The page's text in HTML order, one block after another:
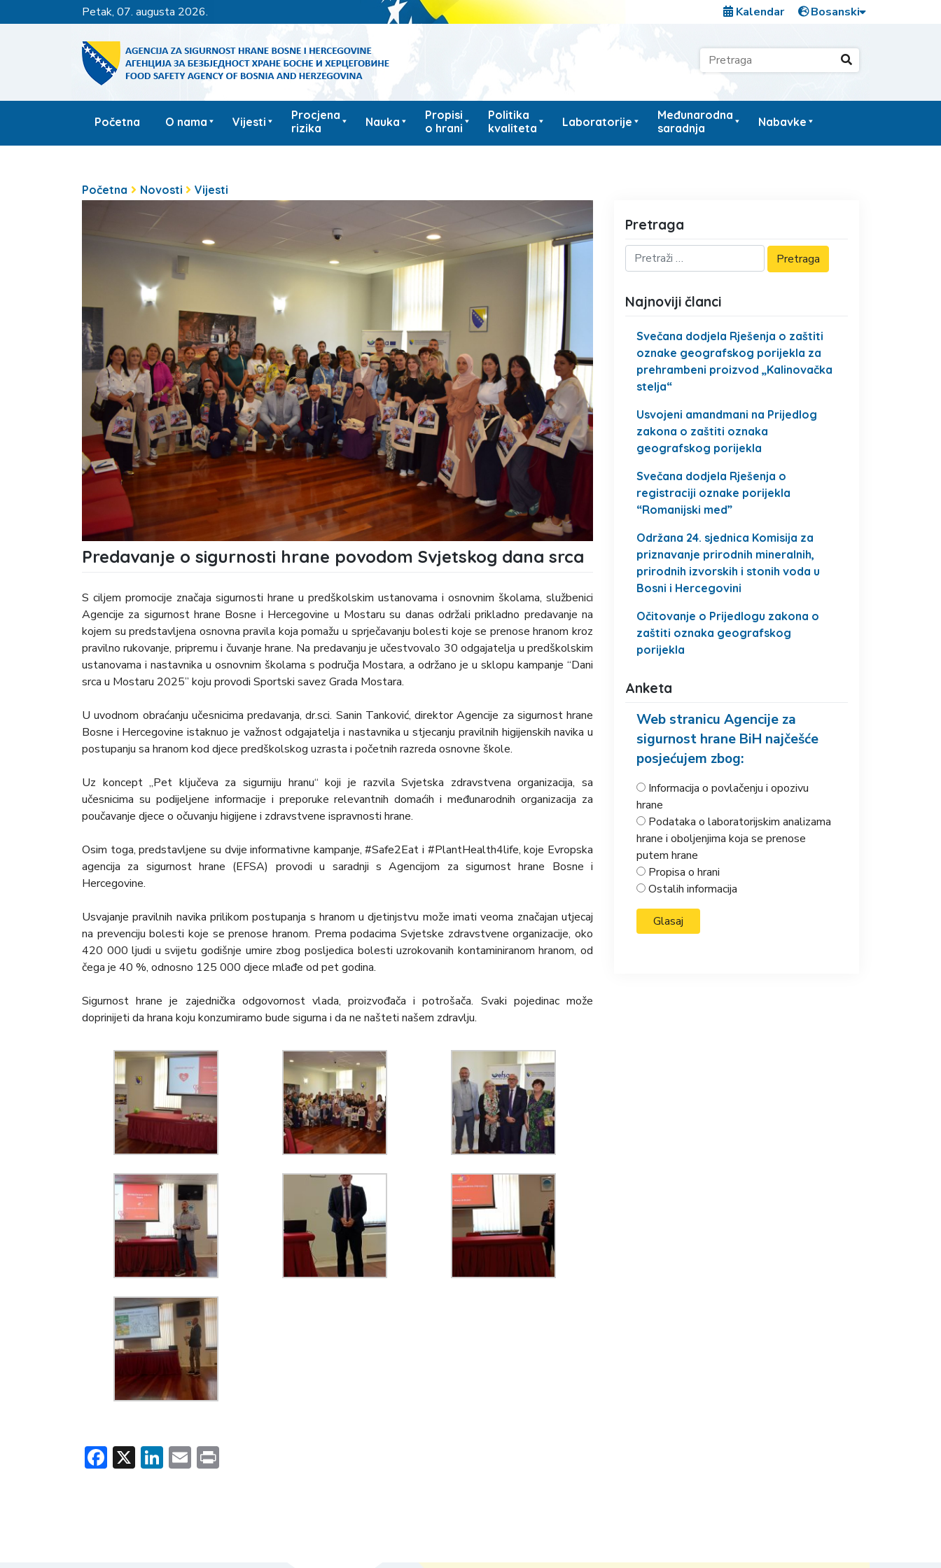
petak, 07. augusta 2026. Kalendar
Početna O nama Vijesti
Procjena
rizika
Nauka
Propisi
o hrani
Politika
kvaliteta
Laboratorije
Međunarodna
saradnja
Nabavke
Početna Novosti Vijesti
Predavanje o sigurnosti hrane povodom Svjetskog dana srca
S ciljem promocije značaja sigurnosti hrane u predškolskim ustanovama i osnovnim školama, službenici
Agencije za sigurnost hrane Bosne i Hercegovine u Mostaru su danas održali prikladno predavanje na
kojem su predstavljena osnovna pravila koja pomažu u sprječavanju bolesti koje se prenose hranom kroz
pravilno rukovanje, pripremu i čuvanje hrane. Na predavanju je učestvovalo 30 odgajatelja u predškolskim
ustanovama i nastavnika u osnovnim školama s područja Mostara, a održano je u sklopu kampanje “Dani
srca u Mostaru 2025” koju provodi Sportski savez Grada Mostara.
U uvodnom obraćanju učesnicima predavanja, dr.sci. Sanin Tanković, direktor Agencije za sigurnost hrane
Bosne i Hercegovine istaknuo je važnost odgajatelja i nastavnika u stjecanju pravilnih higijenskih navika u
postupanju sa hranom kod djece predškolskog uzrasta i početnih razreda osnovne škole.
Uz koncept „Pet ključeva za sigurniju hranu“ koji je razvila Svjetska zdravstvena organizacija, sa
učesnicima su podijeljene informacije i preporuke relevantnih domaćih i međunarodnih organizacija za
poučavanje djece o očuvanju higijene i zdravstvene ispravnosti hrane.
Osim toga, predstavljene su dvije informativne kampanje, #Safe2Eat i #PlantHealth4life, koje Evropska
agencija za sigurnost hrane (EFSA) provodi u saradnji s Agencijom za sigurnost hrane Bosne i
Hercegovine.
Usvajanje pravilnih navika prilikom postupanja s hranom u djetinjstvu može imati veoma značajan utjecaj
na prevenciju bolesti koje se prenose hranom. Prema podacima Svjetske zdravstvene organizacije, oko
420 000 ljudi u svijetu godišnje umire zbog posljedica bolesti uzrokovanih kontaminiranom hranom, od
čega je 40 %, odnosno 125 000 djece mlađe od pet godina.
Sigurnost hrane je zajednička odgovornost vlada, proizvođača i potrošača. Svaki pojedinac može
doprinijeti da hrana koju konzumiramo bude sigurna i da ne našteti našem zdravlju.
Facebook
X LinkedIn
Email
Pretraga
Najnoviji članci
Svečana dodjela Rješenja o zaštiti
oznake geografskog porijekla za
prehrambeni proizvod „Kalinovačka
stelja“
Usvojeni amandmani na Prijedlog
zakona o zaštiti oznaka
geografskog porijekla
Svečana dodjela Rješenja o
registraciji oznake porijekla
“Romanijski med”
Održana 24. sjednica Komisija za
priznavanje prirodnih mineralnih,
prirodnih izvorskih i stonih voda u
Bosni i Hercegovini
Očitovanje o Prijedlogu zakona o
zaštiti oznaka geografskog
porijekla
Anketa
Web stranicu Agencije za
sigurnost hrane BiH najčešće
posjećujem zbog:
Informacija o povlačenju i opozivu
hrane
Podataka o laboratorijskim analizama
hrane i oboljenjima koja se prenose
putem hrane
Propisa o hrani
Ostalih informacija